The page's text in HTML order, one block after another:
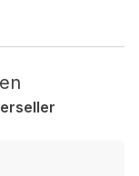
die
zugeordnet